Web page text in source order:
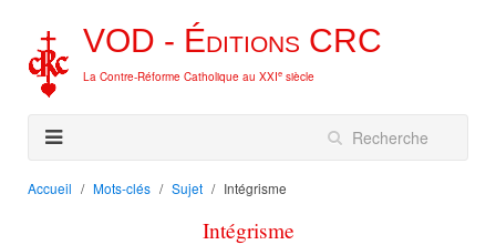
VOD - Éditions CRC
La Contre-Réforme Catholique au XXIe siècle
Accueil Mots-clés Sujet Intégrisme
Intégrisme